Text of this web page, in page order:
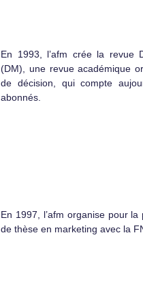
En 1993, l’afm crée la revue
(DM), une revue académique
de décision, qui compte
abonnés.
En 1997, l’afm organise pour
de thèse en marketing avec la